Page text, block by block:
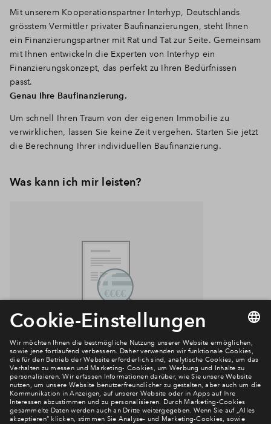
Mit unserem Kooperationspartner Interhyp, Deutschlands
grösstem Vermittler privater Baufinanzierungen, steht Ihnen
ein Finanzierungspartner mit Rat und Tat zur Seite. Gemeinsam
mit Ihnen entwickeln die Experten von Interhyp ein
Finanzierungskonzept, das perfekt zu Ihren Bedürfnissen
passt.
Genau Ihre Baufinanzierung.
Um schnell Ihren Traum von der eigenen Immobilie zu
verwirklichen, lassen Sie keine Zeit vergehen. Starten Sie jetzt
die Berechnung Ihrer individuellen Baufinanzierung.
Was kann ich mir leisten?
Jetzt Finanzierung berechnen
Immobilie teilen